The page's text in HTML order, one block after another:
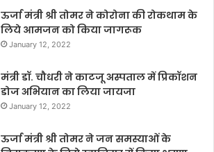
ऊर्जा मंत्री श्री तोमर ने कोरोना की रोकथाम के
लिये आमजन को किया जागरूक
January 12, 2022
मंत्री डॉ. चौधरी ने काटजू अस्पताल में प्रिकॉशन
डोज अभियान का लिया जायजा
January 12, 2022
ऊर्जा मंत्री श्री तोमर ने जन समस्याओं के